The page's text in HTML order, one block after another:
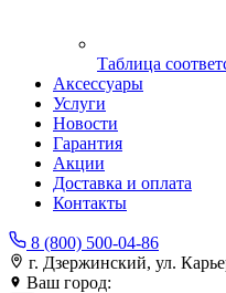
Таблица
Аксессуары
Услуги
Новости
Гарантия
Акции
Доставка и оплата
Контакты
8 (800) 500-04-86
г. Дзержинский, ул.
Ваш город: